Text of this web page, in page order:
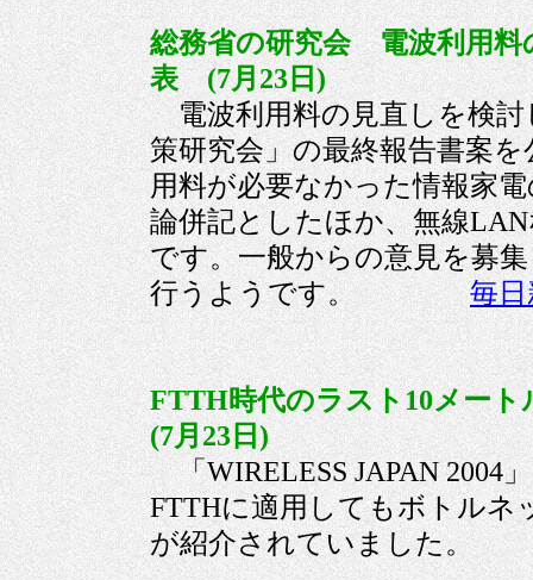
総務省の研究会 電波利用料
表 (7月23日)
電波利用料の見直しを検討
策研究会」の最終報告書案
用料が必要なかった情報家
論併記としたほか、無線
です。一般からの意見を募
行うようです。 毎
FTTH時代のラスト10メー
(7月23日)
「WIRELESS JAPAN 2004
FTTHに適用してもボトルネ
が紹介されていました